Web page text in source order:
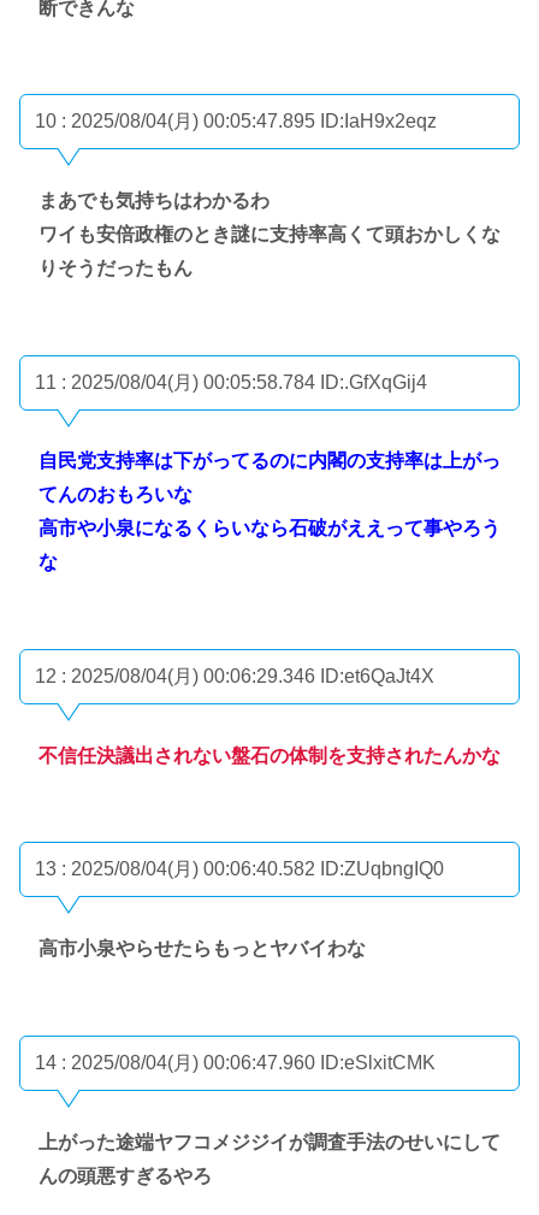
断できんな
10 : 2025/08/04(月) 00:05:47.895 ID:IaH9x2eqz
まあでも気持ちはわかるわ
ワイも安倍政権のとき謎に支持率高くて頭おかしくな
りそうだったもん
11 : 2025/08/04(月) 00:05:58.784 ID:.GfXqGij4
自民党支持率は下がってるのに内閣の支持率は上がっ
てんのおもろいな
高市や小泉になるくらいなら石破がええって事やろう
な
12 : 2025/08/04(月) 00:06:29.346 ID:et6QaJt4X
不信任決議出されない盤石の体制を支持されたんかな
13 : 2025/08/04(月) 00:06:40.582 ID:ZUqbngIQ0
高市小泉やらせたらもっとヤバイわな
14 : 2025/08/04(月) 00:06:47.960 ID:eSlxitCMK
上がった途端ヤフコメジジイが調査手法のせいにして
んの頭悪すぎるやろ